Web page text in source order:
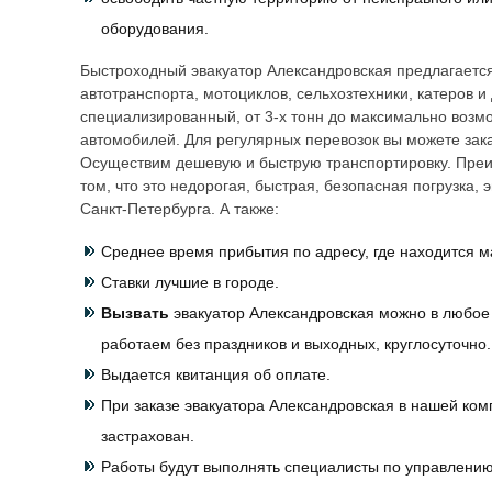
оборудования.
Быстроходный эвакуатор Александровская
автотранспорта, мотоциклов, сельхозтехники, катеров
специализированный, от 3-х тонн до максимально
автомобилей. Для регулярных перевозок вы можете
Осуществим дешевую и быструю транспортировку.
том, что это недорогая, быстрая, безопасная погрузка,
Санкт-Петербурга. А также:
Среднее время прибытия по адресу, где находится
Ставки лучшие в городе.
Вызвать эвакуатор Александровская можно в любое
работаем без праздников и выходных, круглосуточно.
Выдается квитанция об оплате.
При заказе эвакуатора Александровская в нашей
застрахован.
Работы будут выполнять специалисты по